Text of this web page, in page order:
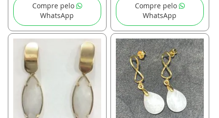
Compre pelo
WhatsApp
Compre pelo
WhatsApp